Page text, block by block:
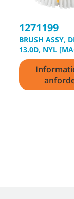
1271199
BRUSH ASSY,
13.0D, NYL